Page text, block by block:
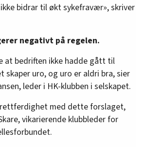
bidrar til økt sykefravær», skriver
negativt på regelen.
at bedriften ikke hadde gått til
uro, og uro er aldri bra, sier
leder i HK-klubben i selskapet.
rettferdighet med dette forslaget,
vikarierende klubbleder for